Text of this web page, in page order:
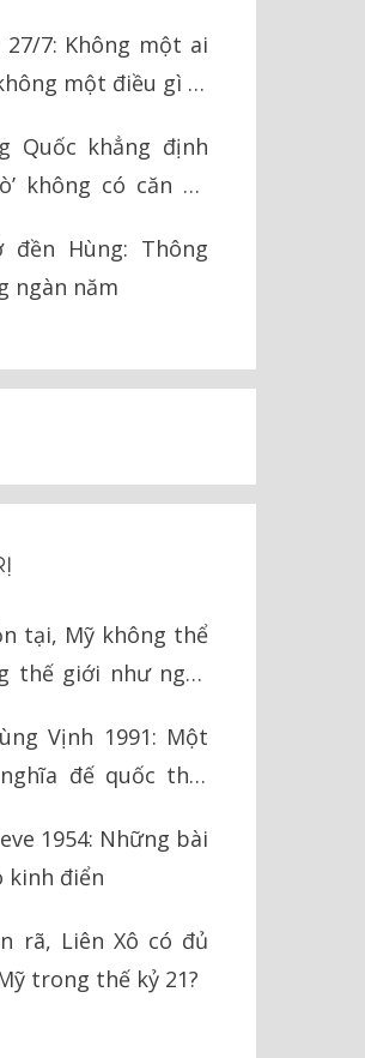
27/7: Không một ai
một điều gì bị
Quốc khẳng định
không có căn cứ
đền Hùng: Thông
ngàn năm
tại, Mỹ không thể
thế giới như ngày
Vịnh 1991: Một
đế quốc thời
1954: Những bài
kinh điển
rã, Liên Xô có đủ
trong thế kỷ 21?